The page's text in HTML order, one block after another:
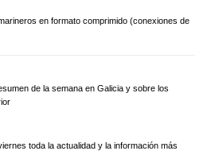
en formato comprimido (conexiones de
de la semana en Galicia y sobre los
toda la actualidad y la información más